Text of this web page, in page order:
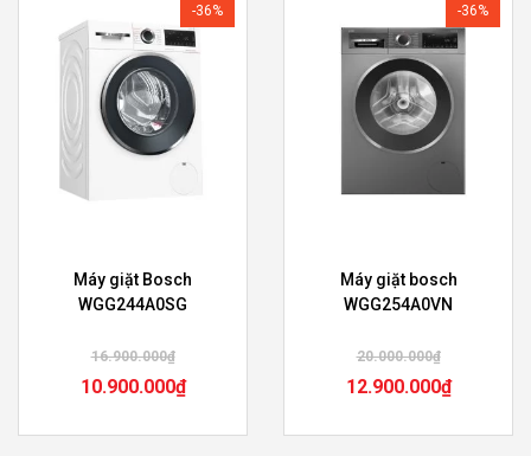
-36%
Máy giặt Bosch
WGG244A0SG
16.900.000₫
10.900.000₫
-36%
Máy giặt bosch
WGG254A0VN
20.000.000₫
12.900.000₫